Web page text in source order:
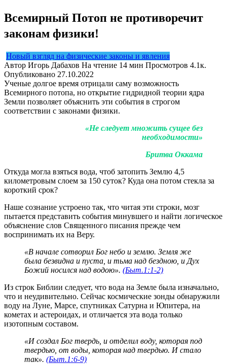
Всемирный Потоп не противоречит
законам физики!
Новый взгляд на физические законы и явления
Автор Игорь Дабахов На чтение 14 мин Просмотров 4.1к.
Опубликовано 27.10.2022
Ученые долгое время отрицали саму возможность
Всемирного потопа, но открытие гидридной теории ядра
Земли позволяет объяснить эти события в строгом
соответствии с законами физики.
«Не следует множить сущее без
необходимости»
Бритва Оккама
Откуда могла взяться вода, чтоб затопить Землю 4,5
километровым слоем за 150 суток? Куда она потом стекла за
короткий срок?
Наше сознание устроено так, что читая эти строки, мозг
пытается представить события минувшего и найти логическое
объяснение слов Священного писания прежде чем
воспринимать их на Веру.
«В начале сотворил Бог небо и землю. Земля же
была безвидна и пуста, и тьма над бездною, и Дух
Божий носился над водою». (Быт.1:1-2)
Из строк Библии следует, что вода на Земле была изначально,
что и неудивительно. Сейчас космические зонды обнаружили
воду на Луне, Марсе, спутниках Сатурна и Юпитера, на
кометах и астероидах, и отличается эта вода только
изотопным составом.
«И создал Бог твердь, и отделил воду, которая под
твердью, от воды, которая над твердью. И стало
так». (Быт.1:6-9)